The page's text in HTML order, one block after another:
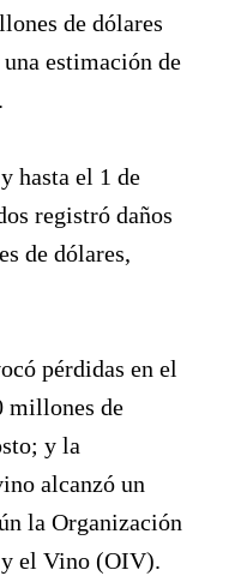
de dólares
estimación de
hasta el 1 de
registró daños
de dólares,
pérdidas en el
millones de
y la
alcanzó un
la Organización
el Vino (OIV).